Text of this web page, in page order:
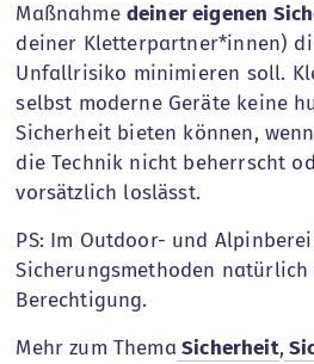
Maßnahme deiner eigenen
deiner Kletterpartner*innen)
Unfallrisiko minimieren soll.
selbst moderne Geräte keine
Sicherheit bieten können,
die Technik nicht beherrscht
vorsätzlich loslässt.
PS: Im Outdoor- und
Sicherungsmethoden
Berechtigung.
Mehr zum Thema Sicherheit,